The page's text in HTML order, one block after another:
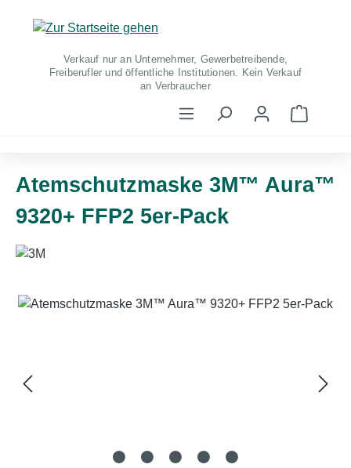
Zum Hauptinhalt springen
Verkauf nur an Unternehmer, Gewerbetreibende,
Freiberufler und öffentliche Institutionen. Kein Verkauf
an Verbraucher
Atemschutzmaske 3M™ Aura™
9320+ FFP2 5er-Pack
Bildergalerie überspringen